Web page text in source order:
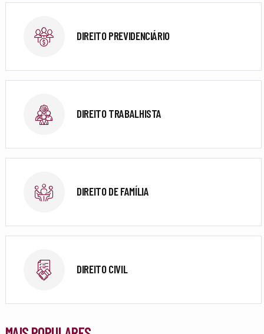
DIREITO PREVIDENCIÁRIO
DIREITO TRABALHISTA
DIREITO DE FAMÍLIA
DIREITO CIVIL